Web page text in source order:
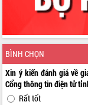
BÌNH CHỌN
Xin ý kiến đánh giá về
Cổng thông tin điện tử
Rất tốt